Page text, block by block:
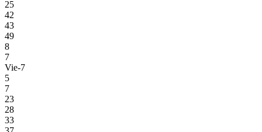
25
42
43
49
8
7
Vie-7
5
7
23
28
33